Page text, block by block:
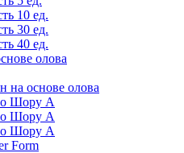
10 ед.
30 ед.
40 ед.
олова
на основе олова
Шору А
Шору А
Шору А
Form